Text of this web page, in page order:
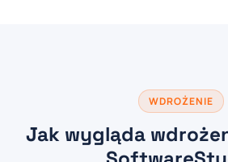
WDROŻENIE
Jak wygląda